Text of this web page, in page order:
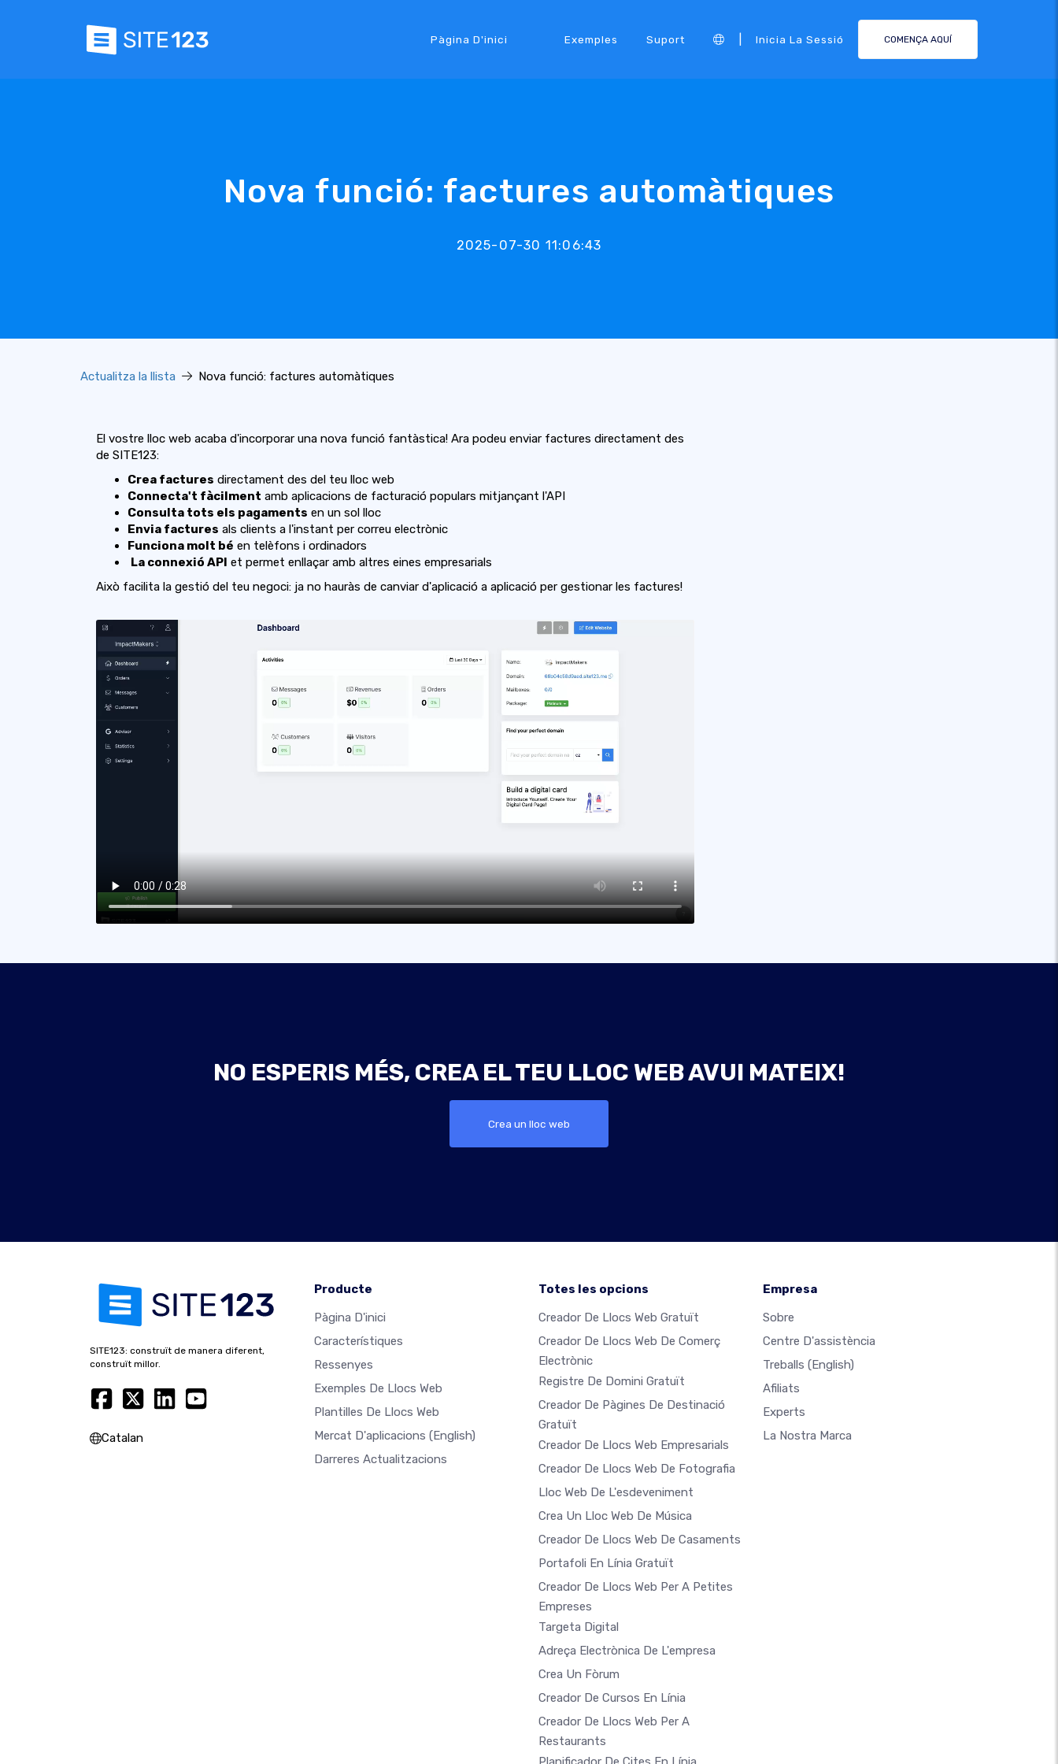
Pàgina D'inici Exemples Suport Inicia La Sessió COMENÇA AQUÍ
Nova funció: factures automàtiques
2025-07-30 11:06:43
Actualitza la llista Nova funció: factures automàtiques
El vostre lloc web acaba d'incorporar una nova funció fantàstica! Ara podeu enviar factures directament des
de SITE123:
Crea factures directament des del teu lloc web
Connecta't fàcilment amb aplicacions de facturació populars mitjançant l'API
Consulta tots els pagaments en un sol lloc
Envia factures als clients a l'instant per correu electrònic
Funciona molt bé en telèfons i ordinadors
La connexió API et permet enllaçar amb altres eines empresarials
Això facilita la gestió del teu negoci: ja no hauràs de canviar d'aplicació a aplicació per gestionar les factures!
NO ESPERIS MÉS, CREA EL TEU LLOC WEB AVUI MATEIX!
Crea un lloc web
SITE123: construït de manera diferent,
construït millor.
Catalan
Producte
Pàgina D'inici
Característiques
Ressenyes
Exemples De Llocs Web
Plantilles De Llocs Web
Mercat D'aplicacions (English)
Darreres Actualitzacions
Totes les opcions
Creador De Llocs Web Gratuït
Creador De Llocs Web De Comerç
Electrònic
Registre De Domini Gratuït
Creador De Pàgines De Destinació
Gratuït
Creador De Llocs Web Empresarials
Creador De Llocs Web De Fotografia
Lloc Web De L'esdeveniment
Crea Un Lloc Web De Música
Creador De Llocs Web De Casaments
Portafoli En Línia Gratuït
Creador De Llocs Web Per A Petites
Empreses
Targeta Digital
Adreça Electrònica De L'empresa
Crea Un Fòrum
Creador De Cursos En Línia
Creador De Llocs Web Per A
Restaurants
Empresa
Sobre
Centre D'assistència
Treballs (English)
Afiliats
Experts
La Nostra Marca